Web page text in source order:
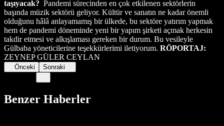
taşıyacak? Pandemi sürecinden en çok etkilenen sektörlerin
başında müzik sektörü geliyor. Kültür ve sanatın ne kadar önemli
olduğunu hâlâ anlayamamış bir ülkede, bu sektöre yatırım yapmak
hem de pandemi döneminde yeni bir yapım şirketi açmak herkesin
takdir etmesi ve alkışlaması gereken bir durum. Bu vesileyle
Gülbaba yöneticilerine teşekkürlerimi iletiyorum. RÖPORTAJ:
ZEYNEP GÜLER CEYLAN
Önceki Sonraki
Benzer Haberler